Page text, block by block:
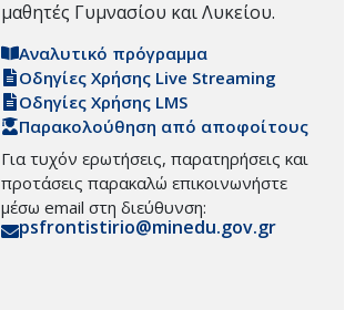
μαθητές Γυμνασίου και Λυκείου.
Αναλυτικό πρόγραμμα
Οδηγίες Χρήσης Live Streaming
Οδηγίες Χρήσης LMS
Παρακολούθηση από αποφοίτους
Για τυχόν ερωτήσεις, παρατηρήσεις και
προτάσεις παρακαλώ επικοινωνήστε
μέσω email στη διεύθυνση:
psfrontistirio@minedu.gov.gr